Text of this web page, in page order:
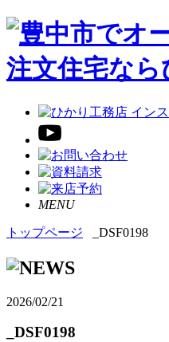
MENU
トップページ _DSF0198
2026/02/21
_DSF0198